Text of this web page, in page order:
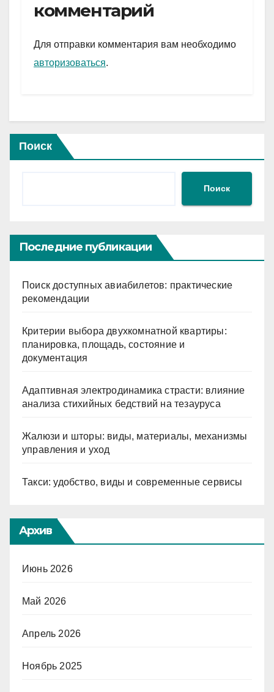
a
m
A
p
и
комментарий
Для отправки комментария вам необходимо
авторизоваться.
Поиск
Поиск
Последние публикации
Поиск доступных авиабилетов: практические
рекомендации
Критерии выбора двухкомнатной квартиры:
планировка, площадь, состояние и
документация
Адаптивная электродинамика страсти: влияние
анализа стихийных бедствий на тезауруса
Жалюзи и шторы: виды, материалы, механизмы
управления и уход
Такси: удобство, виды и современные сервисы
Архив
Июнь 2026
Май 2026
Апрель 2026
Ноябрь 2025